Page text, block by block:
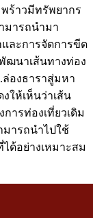
ร้าวมีทรัพยากร
มารถนำมา
ละการจัดการขีด
ฒนาเส้นทางท่อง
ล่องธาราสู่มหา
ให้เห็นว่าเส้น
ารท่องเที่ยวเดิม
ารถนำไปใช้
ด้อย่างเหมาะสม